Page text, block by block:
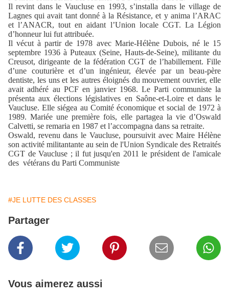
Il revint dans le Vaucluse en 1993, s’installa dans le village de
Lagnes qui avait tant donné à la Résistance, et y anima l’ARAC
et l’ANACR, tout en aidant l’Union locale CGT. La Légion
d’honneur lui fut attribuée.
Il vécut à partir de 1978 avec Marie-Hélène Dubois, né le 15
septembre 1936 à Puteaux (Seine, Hauts-de-Seine), militante du
Creusot, dirigeante de la fédération CGT de l’habillement. Fille
d’une couturière et d’un ingénieur, élevée par un beau-père
dentiste, les uns et les autres éloignés du mouvement ouvrier, elle
avait adhéré au PCF en janvier 1968. Le Parti communiste la
présenta aux élections législatives en Saône-et-Loire et dans le
Vaucluse. Elle siégea au Comité économique et social de 1972 à
1989. Mariée une première fois, elle partagea la vie d’Oswald
Calvetti, se remaria en 1987 et l’accompagna dans sa retraite.
Oswald, revenu dans le Vaucluse, poursuivit avec Maire Hélène
son activité militantante au sein de l'Union Syndicale des Retraités
CGT de Vaucluse ; il fut jusqu'en 2011 le président de l'amicale
des vétérans du Parti Communiste
#JE LUTTE DES CLASSES
Partager
Vous aimerez aussi